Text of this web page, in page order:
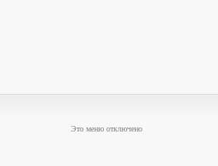
Это меню отключено